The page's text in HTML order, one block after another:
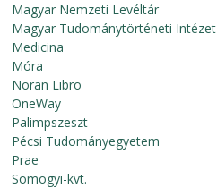
Magyar Nemzeti Levéltár
Magyar Tudománytörténeti Intézet
Medicina
Móra
Noran Libro
OneWay
Palimpszeszt
Pécsi Tudományegyetem
Prae
Somogyi-kvt.